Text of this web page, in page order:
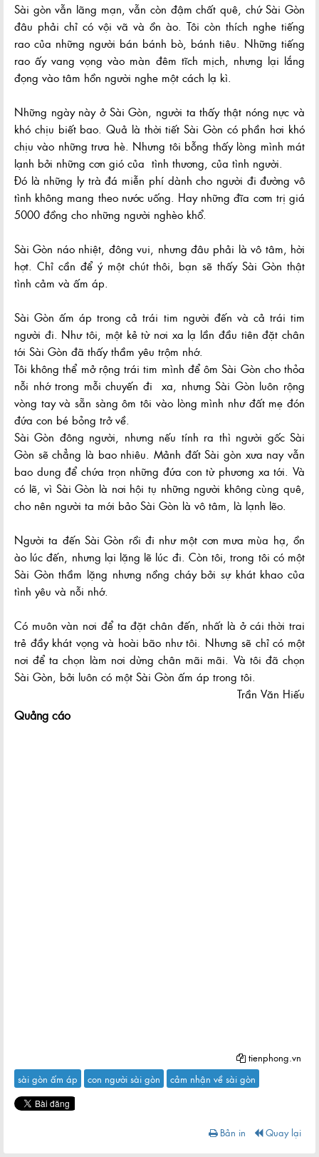
Sài gòn vẫn lãng mạn, vẫn còn đậm chất quê, chứ Sài Gòn
đâu phải chỉ có vội vã và ồn ào. Tôi còn thích nghe tiếng
rao của những người bán bánh bò, bánh tiêu. Những tiếng
rao ấy vang vọng vào màn đêm tĩch mịch, nhưng lại lắng
đọng vào tâm hồn người nghe một cách lạ kì.
Những ngày này ở Sài Gòn, người ta thấy thật nóng nực và
khó chịu biết bao. Quả là thời tiết Sài Gòn có phần hơi khó
chịu vào những trưa hè. Nhưng tôi bỗng thấy lòng mình mát
lạnh bởi những cơn gió của tình thương, của tình người.
Đó là những ly trà đá miễn phí dành cho người đi đường vô
tình không mang theo nước uống. Hay những đĩa cơm trị giá
5000 đồng cho những người nghèo khổ.
Sài Gòn náo nhiệt, đông vui, nhưng đâu phải là vô tâm, hời
hợt. Chỉ cần để ý một chút thôi, bạn sẽ thấy Sài Gòn thật
tình cảm và ấm áp.
Sài Gòn ấm áp trong cả trái tim người đến và cả trái tim
người đi. Như tôi, một kẻ từ nơi xa lạ lần đầu tiên đặt chân
tới Sài Gòn đã thấy thầm yêu trộm nhớ.
Tôi không thể mở rộng trái tim mình để ôm Sài Gòn cho thỏa
nỗi nhớ trong mỗi chuyến đi xa, nhưng Sài Gòn luôn rộng
vòng tay và sẵn sàng ôm tôi vào lòng mình như đất mẹ đón
đứa con bé bỏng trở về.
Sài Gòn đông người, nhưng nếu tính ra thì người gốc Sài
Gòn sẽ chẳng là bao nhiêu. Mảnh đất Sài gòn xưa nay vẫn
bao dung để chứa trọn những đứa con từ phương xa tới. Và
có lẽ, vì Sài Gòn là nơi hội tụ những người không cùng quê,
cho nên người ta mới bảo Sài Gòn là vô tâm, là lạnh lẽo.
Người ta đến Sài Gòn rồi đi như một cơn mưa mùa hạ, ồn
ào lúc đến, nhưng lại lặng lẽ lúc đi. Còn tôi, trong tôi có một
Sài Gòn thầm lặng nhưng nồng cháy bởi sự khát khao của
tình yêu và nỗi nhớ.
Có muôn vàn nơi để ta đặt chân đến, nhất là ở cái thời trai
trẻ đầy khát vọng và hoài bão như tôi. Nhưng sẽ chỉ có một
nơi để ta chọn làm nơi dừng chân mãi mãi. Và tôi đã chọn
Sài Gòn, bởi luôn có một Sài Gòn ấm áp trong tôi.
Trần Văn Hiếu
Quảng cáo
tienphong.vn
sài gòn ấm áp
con người sài gòn cảm nhận về sài gòn
Bản in Quay lại